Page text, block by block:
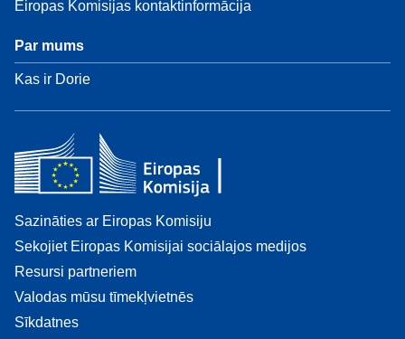
Eiropas Komisijas kontaktinformācija
Par mums
Kas ir Dorie
Sazināties ar Eiropas Komisiju
Sekojiet Eiropas Komisijai sociālajos medijos
Resursi partneriem
Valodas mūsu tīmekļvietnēs
Sīkdatnes